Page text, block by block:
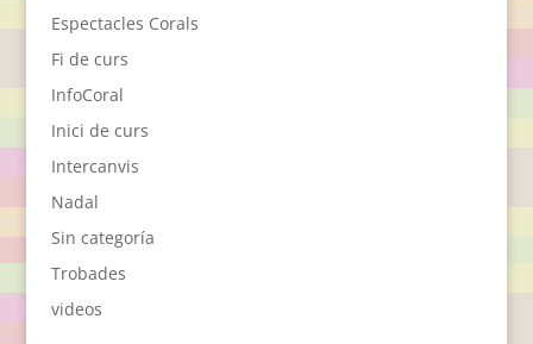
Espectacles Corals
Fi de curs
InfoCoral
Inici de curs
Intercanvis
Nadal
Sin categoría
Trobades
videos